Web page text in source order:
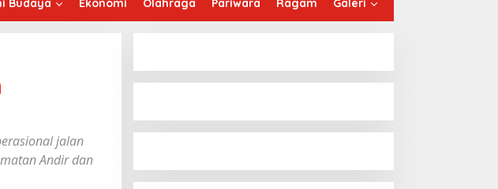
Budaya Ekonomi Olahraga Pariwara Ragam Galeri
jalan
Andir dan